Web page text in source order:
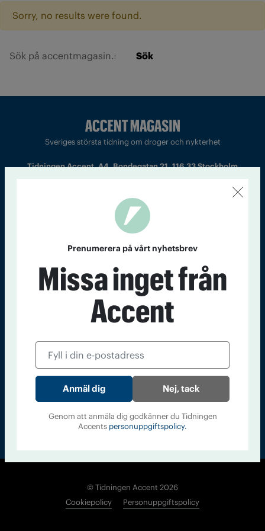
Sorry, no results were found.
Sök
Sveriges största tidning om droger och nykterhet
Tidningen Accent, A4, Bondegatan 21, 116 33 Stockholm
Chefredaktör och ansvarig utgivare: Barbro Janson Lundkvist,
barbro@a4.se.
Kontakt Om Tidningen Tidningsarkiv In English
Läs tidigare
Accent
© Tidningen Accent 2026
Cookiepolicy
Personuppgiftspolicy
Prenumerera på vårt nyhetsbrev
Missa inget från
Accent
Nej, tack
Genom att anmäla dig godkänner du Tidningen
Accents personuppgiftspolicy.